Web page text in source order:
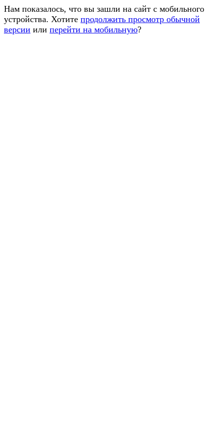
Нам показалось, что вы зашли на сайт с мобильного
устройства. Хотите продолжить просмотр обычной
версии или перейти на мобильную?